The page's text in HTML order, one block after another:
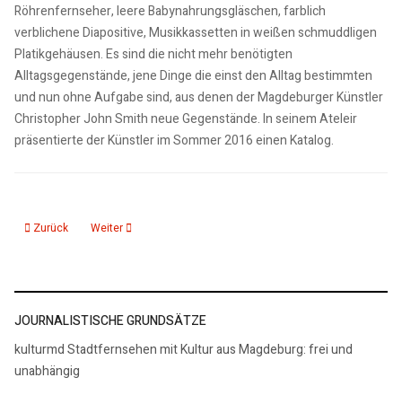
Röhrenfernseher, leere Babynahrungsgläschen, farblich
verblichene Diapositive, Musikkassetten in weißen schmuddligen
Platikgehäusen. Es sind die nicht mehr benötigten
Alltagsgegenstände, jene Dinge die einst den Alltag bestimmten
und nun ohne Aufgabe sind, aus denen der Magdeburger Künstler
Christopher John Smith neue Gegenstände. In seinem Ateleir
präsentierte der Künstler im Sommer 2016 einen Katalog.
Vorheriger Beitrag: Ausstellung Martin Assig, weil ich geboren wurde
Zurück Nächster Beitrag: Ein Friedensdenkmal für Magdeburg
Weiter
JOURNALISTISCHE GRUNDSÄTZE
kulturmd Stadtfernsehen mit Kultur aus Magdeburg: frei und
unabhängig